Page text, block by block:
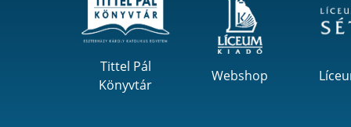
Tittel Pál
Könyvtár
Webshop